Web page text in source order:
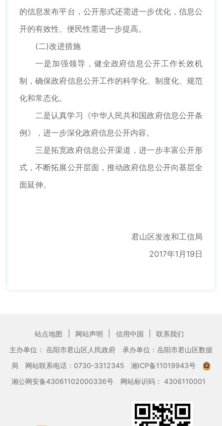
的信息发布平台，公开形式还需进一步优化，信息公
开的有效性、便民性需进一步提高。
(二)改进措施
一是加强领导，健全政府信息公开工作长效机
制，确保政府信息公开工作的科学化、制度化、规范
化和常态化。
二是认真学习《中华人民共和国政府信息公开条
例》，进一步深化政府信息公开内容。
三是拓宽政府信息公开渠道，进一步丰富公开形
式，不断拓展公开层面，推动政府信息公开向基层全
面延伸。
君山区发改和工信局
2017年1月19日
站点地图 网站声明 信用中国
联系我们
主办单位： 岳阳市君山区人民政府
承办单位：岳阳市君山区数据
局
网站联系电话：0730-3312345
湘ICP备11019943号
湘公网安备43061102000336号
网站标识码： 4306110001